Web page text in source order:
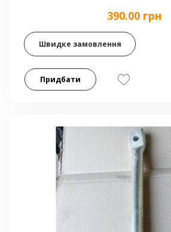
390.00 грн
Швидке замовлення
Придбати